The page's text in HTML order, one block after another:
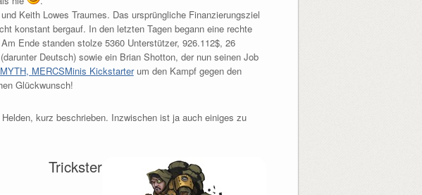
Keith Lowes Traumes. Das ursprüngliche Finanzierungsziel
konstant bergauf. In den letzten Tagen begann eine rechte
Ende standen stolze 5360 Unterstützer, 926.112$, 26
Deutsch) sowie ein Brian Shotton, der nun seinen Job
MYTH, MERCSMinis Kickstarterum den Kampf gegen den
Glückwunsch!
kurz beschrieben. Inzwischen ist ja auch einiges zu
Trickster